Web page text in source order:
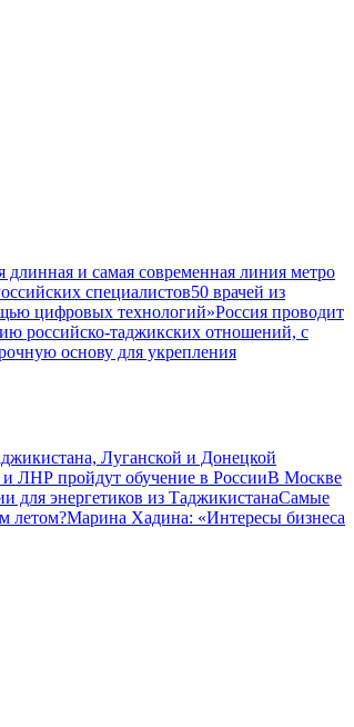
и самая современная линия метро
специалистов50 врачей из
цифровых технологий»Россия проводит
российско-таджикских отношений, с
основу для укрепления
Луганской и Донецкой
ЛНР пройдут обучение в РоссииВ Москве
для энергетиков из ТаджикистанаСамые
летом?Марина Хадина: «Интересы бизнеса